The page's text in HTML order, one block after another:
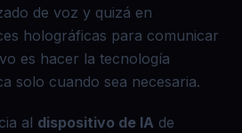
de voz y quizá en
holográficas para comunicar
es hacer la tecnología
solo cuando sea necesaria.
al dispositivo de IA de